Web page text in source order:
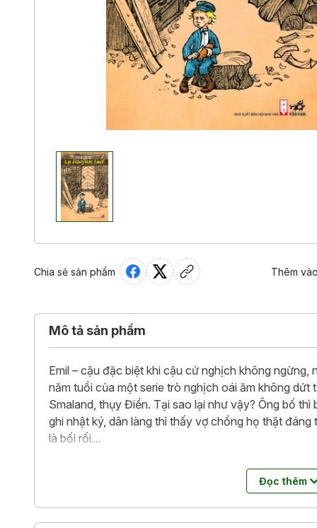
Chia sẻ sản phẩm Thêm
Mô tả sản phẩm
Emil – cậu đặc biệt khi cậu cứ nghịch không ngừng,
năm tuổi của một serie trò nghịch oái ăm không dứt
Smaland, thụy Điển. Tại sao lại như vậy? Ông bố
ghi nhật ký, dân làng thì thấy vợ chồng họ thật đáng
là bối rối…
- Người lớn cứ kêu ca vậy
lên đỉnh cột cờ, Emil nhổ răng hàm cho cô Lina,
Đọc thêm